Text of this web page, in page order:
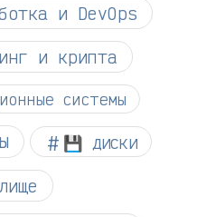
и DevOps
и крипта
системы
💾 диски